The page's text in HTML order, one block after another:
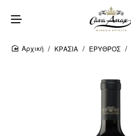
home
ΚΡΑΣΙΑ ΕΡΥΘΡΟΣ